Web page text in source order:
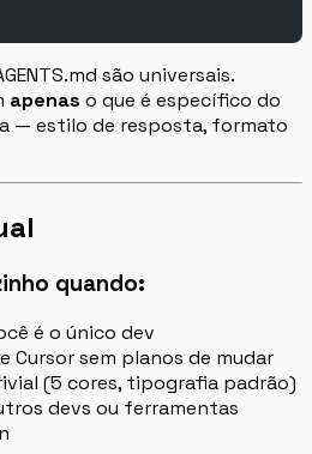
são universais.
apenas o que é específico do
— estilo de resposta, formato
quando:
é o único dev
Cursor sem planos de mudar
(5 cores, tipografia padrão)
devs ou ferramentas